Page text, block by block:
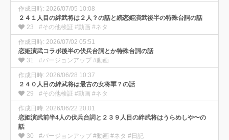
作成日時: 2026/07/05 10:08
２４１人目の絆武将は２人？の話と続恋姫演武後半の特殊台詞の話
23
#その他検証 #動画 #ネタ
作成日時: 2026/07/02 05:51
恋姫演武コラボ後半の伏兵台詞とか特殊台詞の話
31
#バージョンアップ #動画
作成日時: 2026/06/28 10:37
２４０人目の絆武将は最古の女将軍？の話
29
#その他検証 #動画 #ネタ
作成日時: 2026/06/22 20:01
恋姫演武前半4人の伏兵台詞と２３９人目の絆武将はうらめしや〜の
話
30
#バージョンアップ #動画 #ネタ #日記